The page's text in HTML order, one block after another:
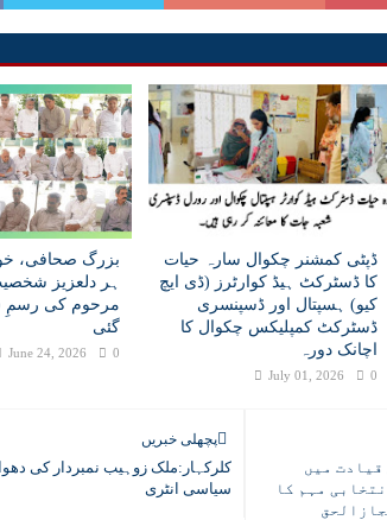
ڈپٹی کمشنر چکوال سارہ حیات
کا ڈسٹرکٹ ہیڈ کوارٹرز (ڈی ایچ
کیو) ہسپتال اور ڈسپنسری
ڈسٹرکٹ کمپلیکس چکوال کا
اچانک دورہ
July 01, 2026 0
بزرگ صحافی،
ہر دلعزیز
مرحوم کی رسمِ
گئی
June 24, 2026 0
قیادت میں
مہم کا
پچھلی خبریں
کلرکہار:ملک زوہیب نمبردار کی
سیاسی انٹری